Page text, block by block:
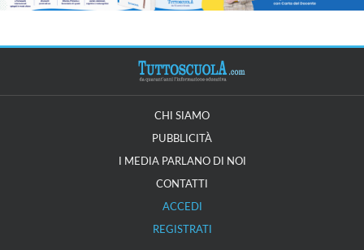
CHI SIAMO
PUBBLICITÀ
I MEDIA PARLANO DI NOI
CONTATTI
ACCEDI
REGISTRATI